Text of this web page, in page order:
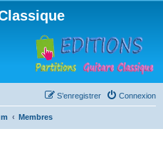
Connexion
S’enregistrer
Membres